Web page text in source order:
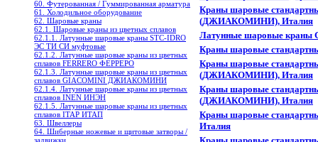
60. Футерованная / Гуммированная арматура
61. Холодильное oборудование
62. Шаровые краны
62.1. Шаровые краны из цветных сплавов
62.1.1. Латунные шаровые краны STC-IDRO
ЭС ТИ СИ муфтовые
62.1.2. Латунные шаровые краны из цветных
сплавов FERRERO ФЕРРЕРО
62.1.3. Латунные шаровые краны из цветных
сплавов GIACOMINI ДЖИАКОМИНИ
62.1.4. Латунные шаровые краны из цветных
сплавов INEN ИНЭН
62.1.5. Латунные шаровые краны из цветных
сплавов ITAP ИТАП
63. Швеллеры
64. Шиберные ножевые и щитовые затворы /
задвижки
Краны шаровые
(ДЖИАКОМИНИ), Италия
Латунные шаровые
Краны шаровые
Краны шаровые
(ДЖИАКОМИНИ), Италия
Краны шаровые
(ДЖИАКОМИНИ), Италия
Краны шаровые
Италия